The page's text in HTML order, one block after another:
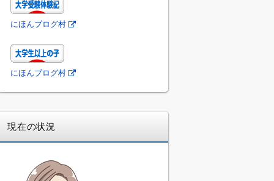
にほんブログ村
にほんブログ村
現在の状況